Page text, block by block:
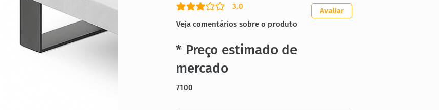
3.0
classificação média é 3 de 5
Veja comentários sobre o produto
Avaliar
* Preço estimado de
mercado
7100